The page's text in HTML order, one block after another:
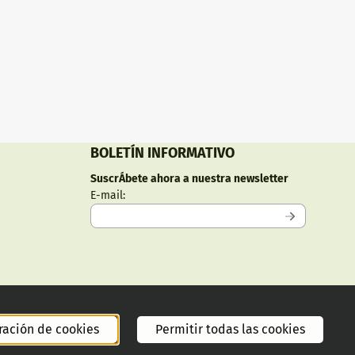
BOLETÍN INFORMATIVO
SuscrÁ­bete ahora a nuestra newsletter
E-mail:Introduzca su dirección de correo
de cookies Permitir todas las cookies